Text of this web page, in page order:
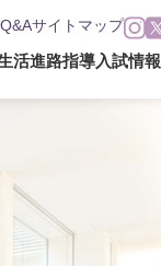
Q&Aサイトマップ
活進路指導入試情報